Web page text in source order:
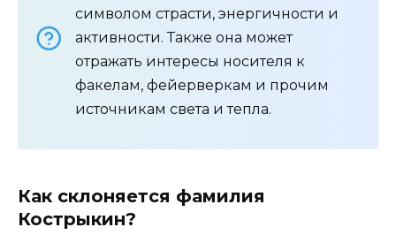
символом страсти, энергичности и
активности. Также она может
отражать интересы носителя к
факелам, фейерверкам и прочим
источникам света и тепла.
Как склоняется фамилия
Кострыкин?